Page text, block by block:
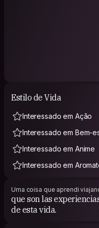
Estilo de Vida
Interessado em Ação
Interessado em Bem-
Interessado em Anime
Interessado em
Uma coisa que aprendi
que son las
de esta vida.